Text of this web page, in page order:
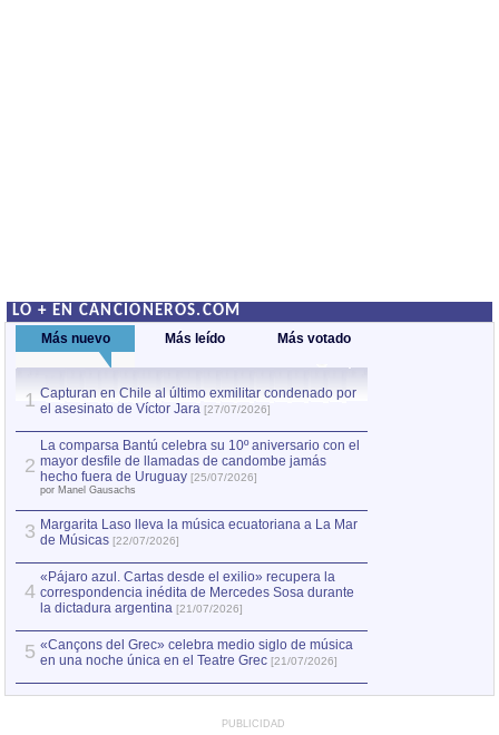
LO + EN CANCIONEROS.COM
Más nuevo Más leído Más votado
1 Capturan en Chile al último exmilitar condenado por
el asesinato de Víctor Jara [27/07/2026]
2
La comparsa Bantú celebra su 10º aniversario con el
mayor desfile de llamadas de candombe jamás
hecho fuera de Uruguay [25/07/2026]
por Manel Gausachs
3 Margarita Laso lleva la música ecuatoriana a La Mar
de Músicas [22/07/2026]
4
«Pájaro azul. Cartas desde el exilio» recupera la
correspondencia inédita de Mercedes Sosa durante
la dictadura argentina [21/07/2026]
5 «Cançons del Grec» celebra medio siglo de música
en una noche única en el Teatre Grec [21/07/2026]
PUBLICIDAD